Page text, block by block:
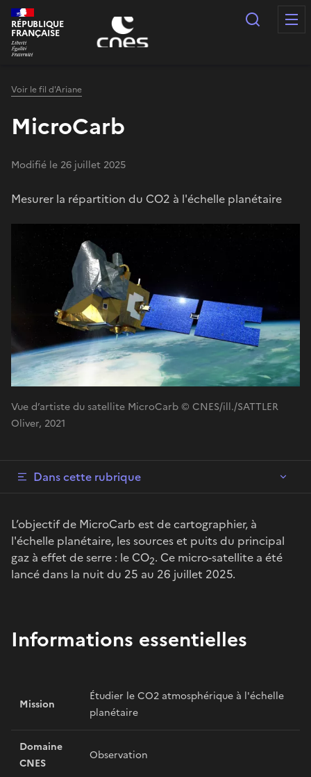
Panneau de gestion des cookies
RÉPUBLIQUE
FRANÇAISE
Voir le fil d'Ariane
MicroCarb
Modifié le 26 juillet 2025
Mesurer la répartition du CO2 à l'échelle planétaire
Vue d’artiste du satellite MicroCarb © CNES/ill./SATTLER
Oliver, 2021
Dans cette rubrique
L’objectif de MicroCarb est de cartographier, à
l'échelle planétaire, les sources et puits du principal
gaz à effet de serre : le CO2. Ce micro-satellite a été
lancé dans la nuit du 25 au 26 juillet 2025.
Informations essentielles
Mission
Étudier le CO2 atmosphérique à l'échelle
planétaire
Domaine
CNES
Observation